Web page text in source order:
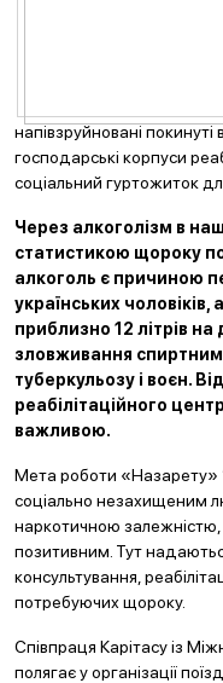
напівзруйновані покинуті
господарські корпуси
соціальний гуртожиток
Через алкоголізм в
статистикою щороку
алкоголь є причиною
українських
приблизно 12 літрів
зловживання спиртним
туберкульозу і воєн.
реабілітаційного
важливою.
Мета роботи «Назарету»
соціально незахищеним
наркотичною
позитивним. Тут
консультування,
потребуючих щороку.
Співпраця Карітасу із
полягає у організації